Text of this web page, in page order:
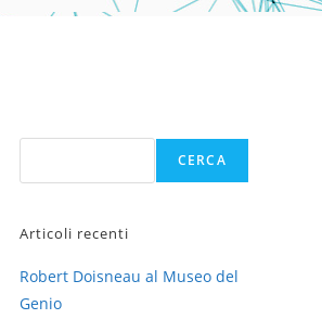
sito
CERCA
Articoli recenti
Robert Doisneau al Museo del
Genio